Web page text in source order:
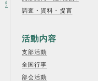
調査・資料・提言
活動内容
支部活動
全国行事
部会活動